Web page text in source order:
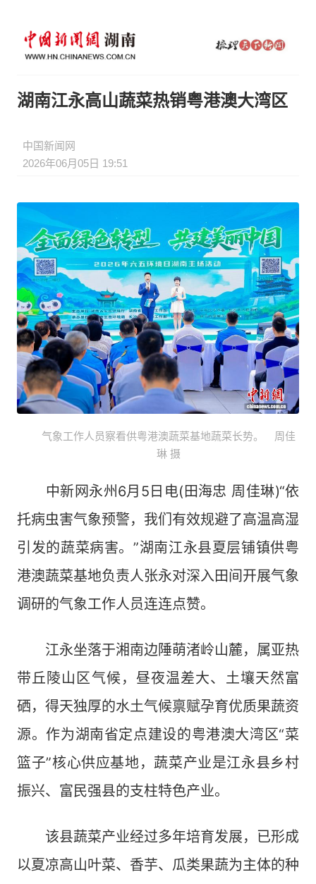
湖南江永高山蔬菜热销粤港澳大湾区
中国新闻网
2026年06月05日 19:51
气象工作人员察看供粤港澳蔬菜基地蔬菜长势。 周佳
琳 摄
中新网永州6月5日电(田海忠 周佳琳)“依
托病虫害气象预警，我们有效规避了高温高湿
引发的蔬菜病害。”湖南江永县夏层铺镇供粤
港澳蔬菜基地负责人张永对深入田间开展气象
调研的气象工作人员连连点赞。
江永坐落于湘南边陲萌渚岭山麓，属亚热
带丘陵山区气候，昼夜温差大、土壤天然富
硒，得天独厚的水土气候禀赋孕育优质果蔬资
源。作为湖南省定点建设的粤港澳大湾区“菜
篮子”核心供应基地，蔬菜产业是江永县乡村
振兴、富民强县的支柱特色产业。
该县蔬菜产业经过多年培育发展，已形成
以夏凉高山叶菜、香芋、瓜类果蔬为主体的种